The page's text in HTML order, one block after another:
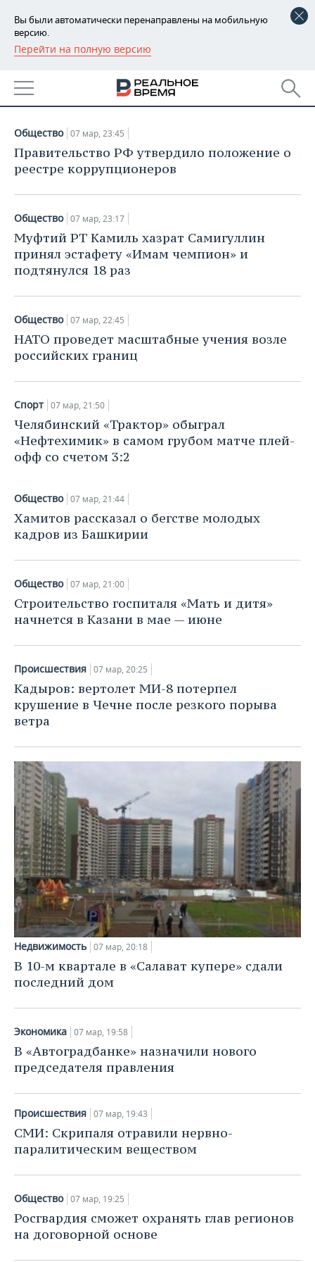
Вы были автоматически перенаправлены на мобильную
версию.
Перейти на полную версию
РЕГИОНЫ
БАШКОРТОСТАН
УДМУРТИЯ
НОВОСТИ
НОВОСТИ АНАЛИТИКИ
ДЕКЛАРАЦИИ О ДОХОДАХ
КОРОЛИ ГОСЗАКАЗА ПФО
ВУЗЫ ТАТАРСТАНА
КОМУ ПРИНАДЛЕЖАТ
ТАТАРСТАНА
ЭКОНОМИКА
НОВОСТИ ЭКОНОМИКИ
ФИНАНСЫ
БАНКИ
БЮДЖЕТ
НОВОСТИ
ПРОМЫШЛЕННОСТИ
АГРОПРОМ
НЕФТЕХИМИЯ
НЕФТЬ
ОПК
ЭНЕРГЕТИКА
НЕДВИЖИМОСТЬ
НОВОСТИ НЕДВИЖИМОСТИ
АВТО
НОВОСТИ АВТО
БИЗНЕС
РОЗНИЧНАЯ ТОРГОВЛЯ
УСЛУГИ
НОВОСТИ ТЕХНОЛОГИЙ
МЕДИА
ТЕЛЕКОММУНИКАЦИИ
МЕРОПРИЯТИЯ
ВЫЕЗДНАЯ РЕДАКЦИЯ
БИЗНЕС-БРАНЧИ
ОТКРЫТАЯ ЛЕКЦИЯ
НОВОСТИ СПОРТА
ФУТБОЛ
БАСКЕТБОЛ
ВОЛЕЙБОЛ
ФИГУРНОЕ КАТАНИЕ
ХОККЕЙ С МЯЧОМ
ОБЩЕСТВО
НОВОСТИ ОБЩЕСТВА
ИНФРАСТРУКТУРА
ИСТОРИЯ
МЕДИЦИНА
ПРОИСШЕСТВИЯ
ФОТОГАЛЕРЕЯ
СПРАВОЧНИК
СПИСОК ПЕРСОН
ПОЛНАЯ ВЕРСИЯ
07.03.2018
Общество 07 мар, 23:45
Правительство РФ утвердило положение о
реестре коррупционеров
Общество 07 мар, 23:17
Муфтий РТ Камиль хазрат Самигуллин
принял эстафету «Имам чемпион» и
подтянулся 18 раз
Общество 07 мар, 22:45
НАТО проведет масштабные учения возле
российских границ
Спорт 07 мар, 21:50
Челябинский «Трактор» обыграл
«Нефтехимик» в самом грубом матче плей-
офф со счетом 3:2
Общество 07 мар, 21:44
Хамитов рассказал о бегстве молодых
кадров из Башкирии
Общество 07 мар, 21:00
Строительство госпиталя «Мать и дитя»
начнется в Казани в мае — июне
Происшествия 07 мар, 20:25
Кадыров: вертолет МИ-8 потерпел
крушение в Чечне после резкого порыва
ветра
Недвижимость 07 мар, 20:18
В 10-м квартале в «Салават купере» сдали
последний дом
Экономика 07 мар, 19:58
В «Автоградбанке» назначили нового
председателя правления
Происшествия 07 мар, 19:43
СМИ: Скрипаля отравили нервно-
паралитическим веществом
Общество 07 мар, 19:25
Росгвардия сможет охранять глав регионов
на договорной основе